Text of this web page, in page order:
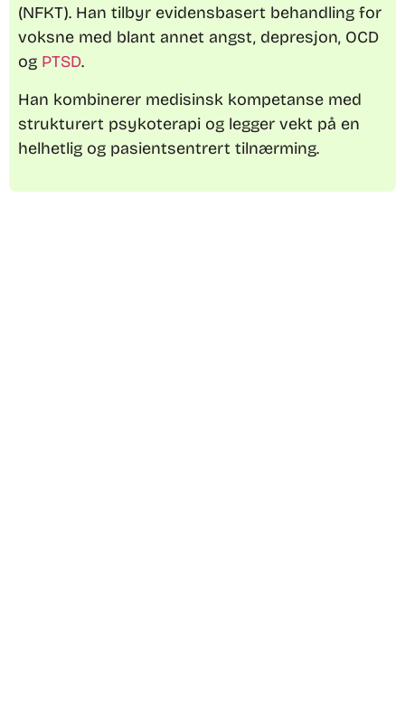
(NFKT). Han tilbyr evidensbasert behandling for
voksne med blant annet angst, depresjon, OCD
og PTSD.
Han kombinerer medisinsk kompetanse med
strukturert psykoterapi og legger vekt på en
helhetlig og pasientsentrert tilnærming.